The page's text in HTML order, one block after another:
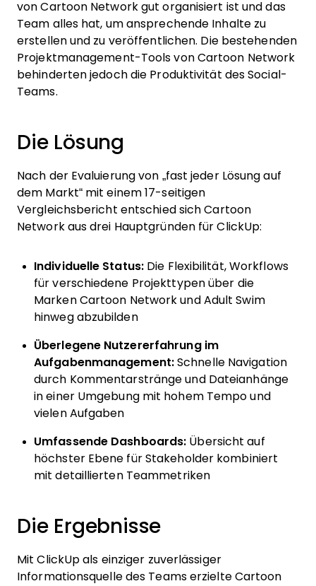
von Cartoon Network gut organisiert ist und das
Team alles hat, um ansprechende Inhalte zu
erstellen und zu veröffentlichen. Die bestehenden
Projektmanagement-Tools von Cartoon Network
behinderten jedoch die Produktivität des Social-
Teams.
Die Lösung
Nach der Evaluierung von „fast jeder Lösung auf
dem Markt“ mit einem 17-seitigen
Vergleichsbericht entschied sich Cartoon
Network aus drei Hauptgründen für ClickUp:
Individuelle Status: Die Flexibilität, Workflows
für verschiedene Projekttypen über die
Marken Cartoon Network und Adult Swim
hinweg abzubilden
Überlegene Nutzererfahrung im
Aufgabenmanagement:Schnelle Navigation
durch Kommentarstränge und Dateianhänge
in einer Umgebung mit hohem Tempo und
vielen Aufgaben
Umfassende Dashboards: Übersicht auf
höchster Ebene für Stakeholder kombiniert
mit detaillierten Teammetriken
Die Ergebnisse
Mit ClickUp als einziger zuverlässiger
Informationsquelle des Teams erzielte Cartoon